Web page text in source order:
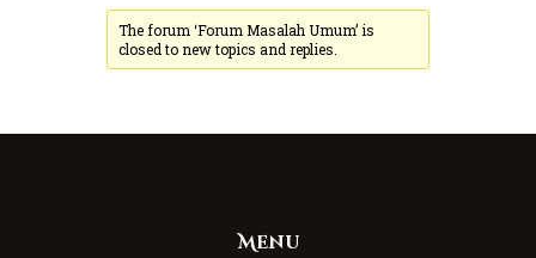
The forum ‘Forum Masalah Umum’ is
closed to new topics and replies.
Menu